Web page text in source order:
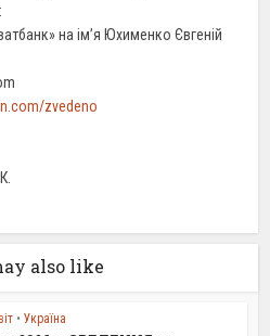
на ім’я Юхименко Євгеній
zvedeno
also like
• Україна